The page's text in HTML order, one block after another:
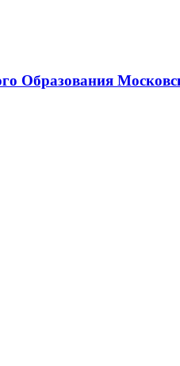
Образования